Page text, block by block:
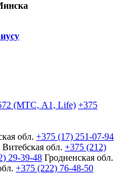
(МТС, A1, Life) +375
обл. +375 (17) 251-07-94
Витебская обл. +375 (212)
29-39-48 Гродненская обл.
+375 (222) 76-48-50